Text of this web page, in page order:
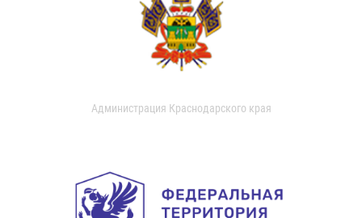
Администрация Краснодарского края